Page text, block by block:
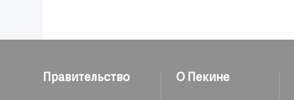
Правительство О Пекине